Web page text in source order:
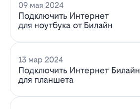
09 мая 2024
Подключить Интернет
для ноутбука от Билайн
13 мар 2024
Подключить Интернет Билайн
для планшета